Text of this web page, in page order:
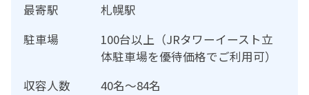
最寄駅
札幌駅
駐車場
100台以上（JRタワーイースト立
体駐車場を優待価格でご利用可）
収容人数
40名～84名